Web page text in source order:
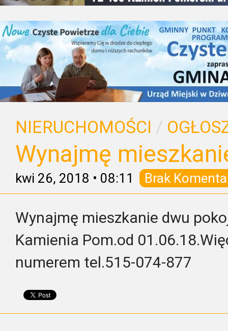
NIERUCHOMOŚCI /
Wynajmę
kwi 26, 2018 • 08:11 Brak
Wynajmę mieszkanie dwu
Kamienia Pom.od
numerem tel.515-074-877